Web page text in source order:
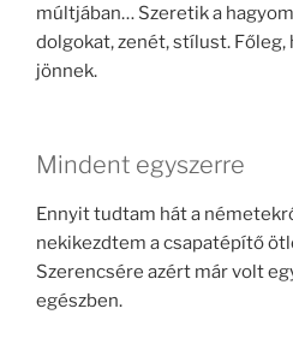
múltjában… Szeretik a
dolgokat, zenét, stílust. Főleg,
jönnek.
Mindent egyszerre
Ennyit tudtam hát a
nekikezdtem a csapatépítő
Szerencsére azért már volt
egészben.